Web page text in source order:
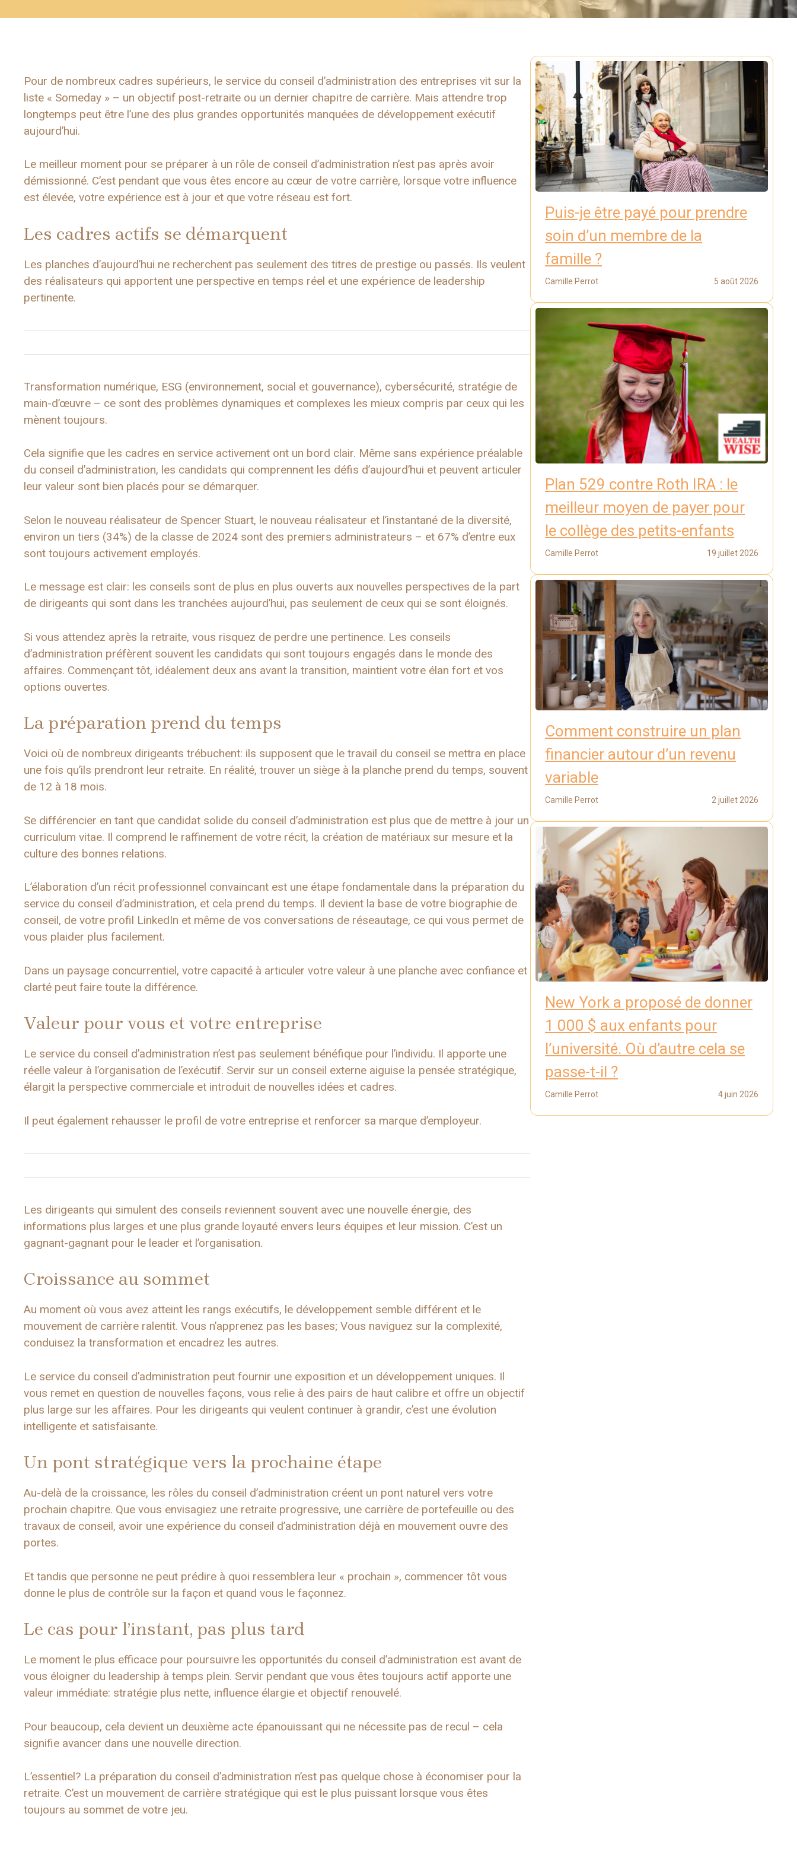
Pour de nombreux cadres supérieurs, le service du conseil d’administration des entreprises vit sur la
liste « Someday » – un objectif post-retraite ou un dernier chapitre de carrière. Mais attendre trop
longtemps peut être l’une des plus grandes opportunités manquées de développement exécutif
aujourd’hui.
Le meilleur moment pour se préparer à un rôle de conseil d’administration n’est pas après avoir
démissionné. C’est pendant que vous êtes encore au cœur de votre carrière, lorsque votre influence
est élevée, votre expérience est à jour et que votre réseau est fort.
Les cadres actifs se démarquent
Les planches d’aujourd’hui ne recherchent pas seulement des titres de prestige ou passés. Ils veulent
des réalisateurs qui apportent une perspective en temps réel et une expérience de leadership
pertinente.
Transformation numérique, ESG (environnement, social et gouvernance), cybersécurité, stratégie de
main-d’œuvre – ce sont des problèmes dynamiques et complexes les mieux compris par ceux qui les
mènent toujours.
Cela signifie que les cadres en service activement ont un bord clair. Même sans expérience préalable
du conseil d’administration, les candidats qui comprennent les défis d’aujourd’hui et peuvent articuler
leur valeur sont bien placés pour se démarquer.
Selon le nouveau réalisateur de Spencer Stuart, le nouveau réalisateur et l’instantané de la diversité,
environ un tiers (34%) de la classe de 2024 sont des premiers administrateurs – et 67% d’entre eux
sont toujours activement employés.
Le message est clair: les conseils sont de plus en plus ouverts aux nouvelles perspectives de la part
de dirigeants qui sont dans les tranchées aujourd’hui, pas seulement de ceux qui se sont éloignés.
Si vous attendez après la retraite, vous risquez de perdre une pertinence. Les conseils
d’administration préfèrent souvent les candidats qui sont toujours engagés dans le monde des
affaires. Commençant tôt, idéalement deux ans avant la transition, maintient votre élan fort et vos
options ouvertes.
La préparation prend du temps
Voici où de nombreux dirigeants trébuchent: ils supposent que le travail du conseil se mettra en place
une fois qu’ils prendront leur retraite. En réalité, trouver un siège à la planche prend du temps, souvent
de 12 à 18 mois.
Se différencier en tant que candidat solide du conseil d’administration est plus que de mettre à jour un
curriculum vitae. Il comprend le raffinement de votre récit, la création de matériaux sur mesure et la
culture des bonnes relations.
L’élaboration d’un récit professionnel convaincant est une étape fondamentale dans la préparation du
service du conseil d’administration, et cela prend du temps. Il devient la base de votre biographie de
conseil, de votre profil LinkedIn et même de vos conversations de réseautage, ce qui vous permet de
vous plaider plus facilement.
Dans un paysage concurrentiel, votre capacité à articuler votre valeur à une planche avec confiance et
clarté peut faire toute la différence.
Valeur pour vous et votre entreprise
Le service du conseil d’administration n’est pas seulement bénéfique pour l’individu. Il apporte une
réelle valeur à l’organisation de l’exécutif. Servir sur un conseil externe aiguise la pensée stratégique,
élargit la perspective commerciale et introduit de nouvelles idées et cadres.
Il peut également rehausser le profil de votre entreprise et renforcer sa marque d’employeur.
Les dirigeants qui simulent des conseils reviennent souvent avec une nouvelle énergie, des
informations plus larges et une plus grande loyauté envers leurs équipes et leur mission. C’est un
gagnant-gagnant pour le leader et l’organisation.
Croissance au sommet
Au moment où vous avez atteint les rangs exécutifs, le développement semble différent et le
mouvement de carrière ralentit. Vous n’apprenez pas les bases; Vous naviguez sur la complexité,
conduisez la transformation et encadrez les autres.
Le service du conseil d’administration peut fournir une exposition et un développement uniques. Il
vous remet en question de nouvelles façons, vous relie à des pairs de haut calibre et offre un objectif
plus large sur les affaires. Pour les dirigeants qui veulent continuer à grandir, c’est une évolution
intelligente et satisfaisante.
Un pont stratégique vers la prochaine étape
Au-delà de la croissance, les rôles du conseil d’administration créent un pont naturel vers votre
prochain chapitre. Que vous envisagiez une retraite progressive, une carrière de portefeuille ou des
travaux de conseil, avoir une expérience du conseil d’administration déjà en mouvement ouvre des
portes.
Et tandis que personne ne peut prédire à quoi ressemblera leur « prochain », commencer tôt vous
donne le plus de contrôle sur la façon et quand vous le façonnez.
Le cas pour l’instant, pas plus tard
Le moment le plus efficace pour poursuivre les opportunités du conseil d’administration est avant de
vous éloigner du leadership à temps plein. Servir pendant que vous êtes toujours actif apporte une
valeur immédiate: stratégie plus nette, influence élargie et objectif renouvelé.
Pour beaucoup, cela devient un deuxième acte épanouissant qui ne nécessite pas de recul – cela
signifie avancer dans une nouvelle direction.
L’essentiel? La préparation du conseil d’administration n’est pas quelque chose à économiser pour la
retraite. C’est un mouvement de carrière stratégique qui est le plus puissant lorsque vous êtes
toujours au sommet de votre jeu.
Puis-je être payé pour prendre
soin d’un membre de la
famille ?
Camille Perrot 5 août 2026
Plan 529 contre Roth IRA : le
meilleur moyen de payer pour
le collège des petits-enfants
Camille Perrot 19 juillet 2026
Comment construire un plan
financier autour d’un revenu
variable
Camille Perrot 2 juillet 2026
New York a proposé de donner
1 000 $ aux enfants pour
l’université. Où d’autre cela se
passe-t-il ?
Camille Perrot 4 juin 2026